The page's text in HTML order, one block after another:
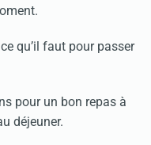
qu’il faut pour passer
pour un bon repas à
déjeuner.